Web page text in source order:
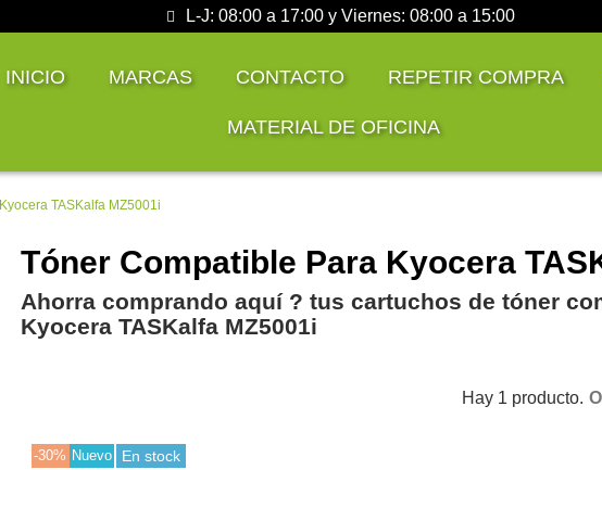
L-J: 08:00 a 17:00 y Viernes: 08:00 a 15:00
INICIO MARCAS CONTACTO REPETIR COMPRA
MATERIAL DE OFICINA
Kyocera TASKalfa MZ5001i
Tóner Compatible Para Kyocera
Ahorra comprando aquí ? tus cartuchos de tóner
Kyocera TASKalfa MZ5001i
Hay 1 producto.
-30% Nuevo En stock